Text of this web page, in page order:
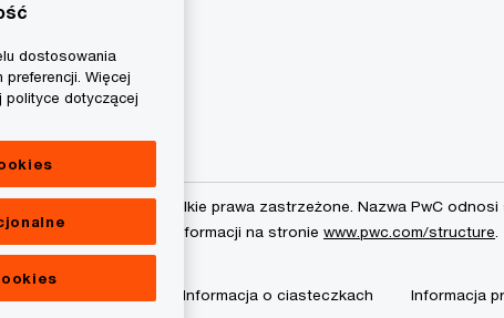
© 2015 - 2026 PwC. Wszelkie prawa zastrzeżone. Nazwa PwC
prawny. Więcej informacji na stronie www.pwc.com/structure
Informacja o ciasteczkach Informacja
dostosowania
Więcej
polityce dotyczącej